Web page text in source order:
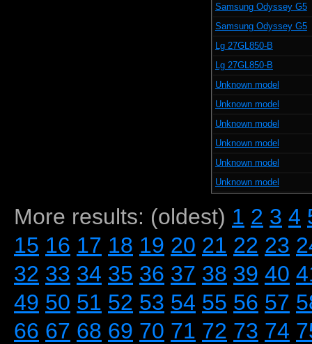
Samsung Odyssey G5
Samsung Odyssey G5
Lg 27GL850-B
Lg 27GL850-B
Unknown model
Unknown model
Unknown model
Unknown model
Unknown model
Unknown model
More results: (oldest) 1 2 3 4
15 16 17 18 19 20 21 22 23
32 33 34 35 36 37 38 39 40
49 50 51 52 53 54 55 56 57
66 67 68 69 70 71 72 73 74